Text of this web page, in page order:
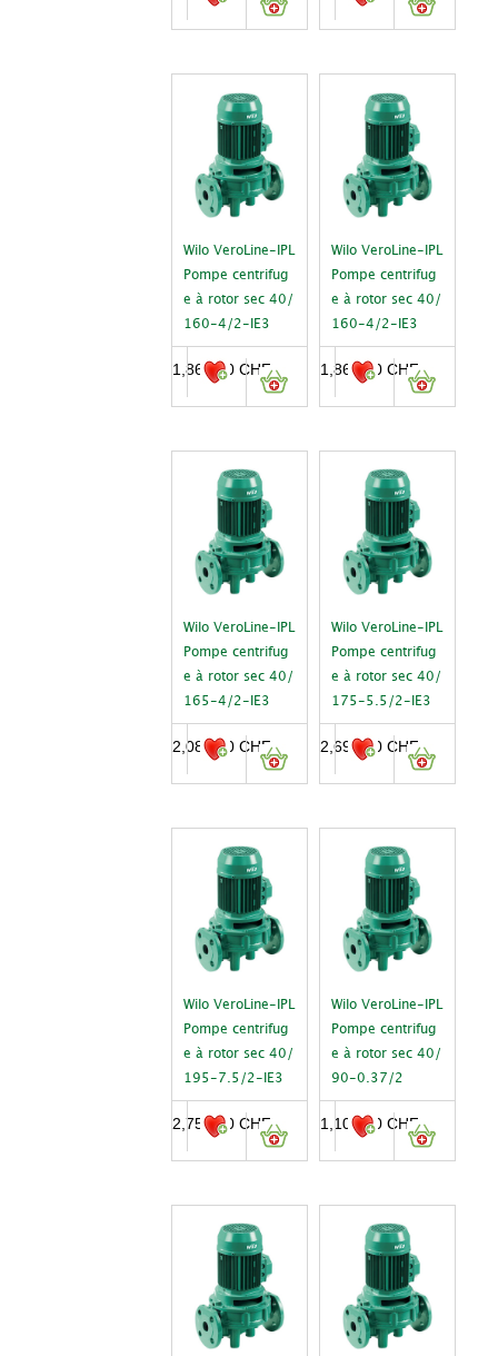
Wilo VeroLine-IPL
Pompe centrifug
e à rotor sec 40/
160-4/2-IE3
1,864.00CHF
Wilo VeroLine-IPL
Pompe centrifug
e à rotor sec 40/
160-4/2-IE3
1,864.00CHF
Wilo VeroLine-IPL
Pompe centrifug
e à rotor sec 40/
165-4/2-IE3
2,089.00CHF
Wilo VeroLine-IPL
Pompe centrifug
e à rotor sec 40/
175-5.5/2-IE3
2,698.00CHF
Wilo VeroLine-IPL
Pompe centrifug
e à rotor sec 40/
195-7.5/2-IE3
2,753.00CHF
Wilo VeroLine-IPL
Pompe centrifug
e à rotor sec 40/
90-0.37/2
1,103.00CHF